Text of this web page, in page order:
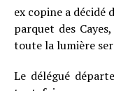
ex copine a décidé
parquet des
toute la lumière
Le délégué